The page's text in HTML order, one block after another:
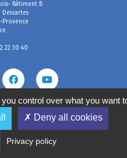
Bâtiment B
Descartes
Provence
22 30 40
Politique de confidentialité
Gestion des cookies
Réalisé par
control over what you want
✗ Deny all cookies
Privacy policy